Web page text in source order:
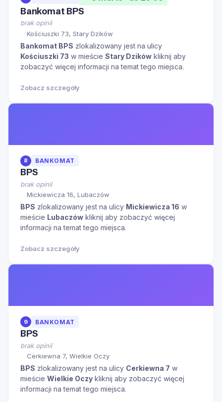
Bankomat BPS
brak opinii
Kościuszki 73, Stary Dzików
Bankomat BPS zlokalizowany jest na ulicy
Kościuszki 73 w mieście Stary Dzików kliknij aby
zobaczyć więcej informacji na temat tego miejsca.
Zobacz szczegóły
8 BANKOMAT
BPS
brak opinii
Mickiewicza 16, Lubaczów
BPS zlokalizowany jest na ulicy Mickiewicza 16 w
mieście Lubaczów kliknij aby zobaczyć więcej
informacji na temat tego miejsca.
Zobacz szczegóły
9 BANKOMAT
BPS
brak opinii
Cerkiewna 7, Wielkie Oczy
BPS zlokalizowany jest na ulicy Cerkiewna 7 w
mieście Wielkie Oczy kliknij aby zobaczyć więcej
informacji na temat tego miejsca.